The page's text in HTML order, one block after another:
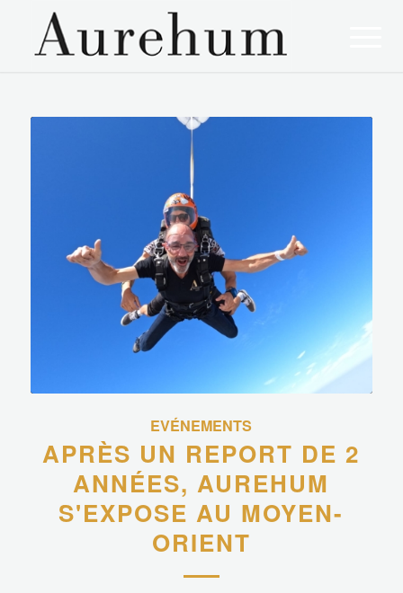
EVÉNEMENTS
APRÈS UN REPORT DE 2
ANNÉES, AUREHUM
S'EXPOSE AU MOYEN-
ORIENT